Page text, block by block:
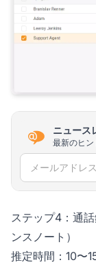
ニュース
最新のヒン
メールアドレス
ステップ4：通
ンスノート）
推定時間：10〜15